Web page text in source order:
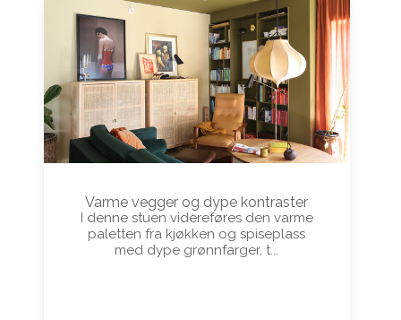
Varme vegger og dype kontraster
I denne stuen videreføres den varme
paletten fra kjøkken og spiseplass
med dype grønnfarger, t...